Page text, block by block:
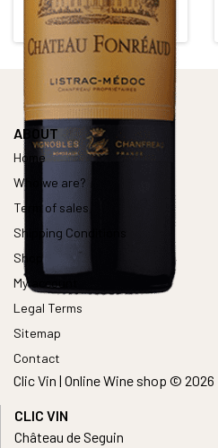
LISTRAC MEDOC
Alcohol content : 13,5°
ABOUT
Home
Who we are?
Term of sales
Shipping Conditions
Shop
My account
Legal Terms
Sitemap
Contact
Clic Vin | Online Wine shop © 2026
CLIC VIN
Château de Seguin